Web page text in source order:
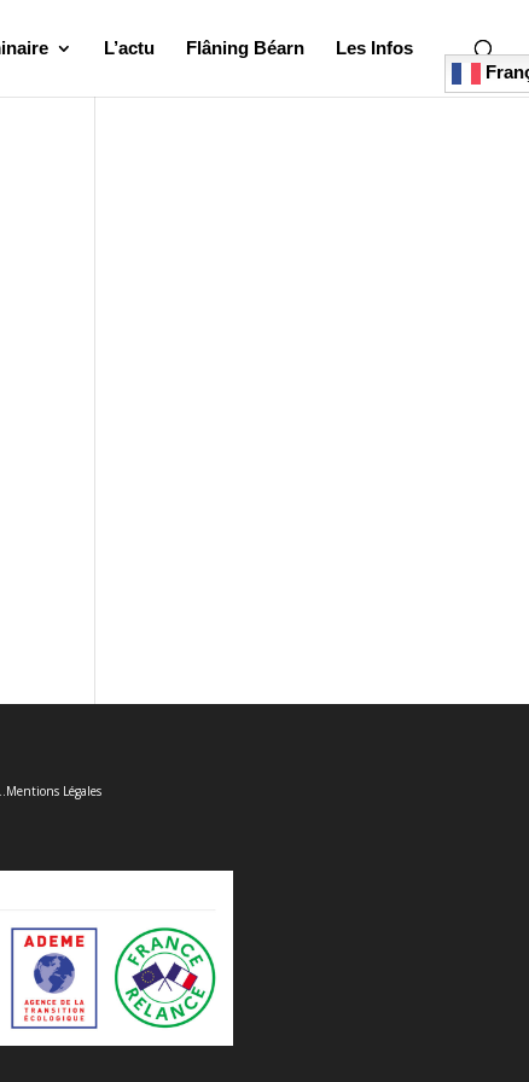
L’actu Flâning Béarn
Les Infos
Mentions Légales